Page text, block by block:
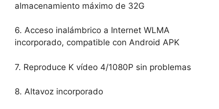
almacenamiento máximo de 32G
6. Acceso inalámbrico a Internet WLMA
incorporado, compatible con Android APK
7. Reproduce K vídeo 4/1080P sin problemas
8. Altavoz incorporado